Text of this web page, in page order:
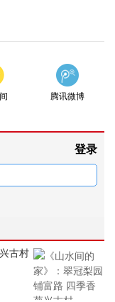
腾讯微博
登录
古村